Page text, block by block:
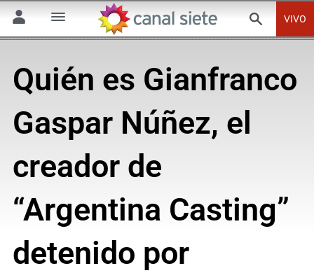
VIVO
Quién es Gianfranco
Gaspar Núñez, el
creador de
“Argentina Casting”
detenido por